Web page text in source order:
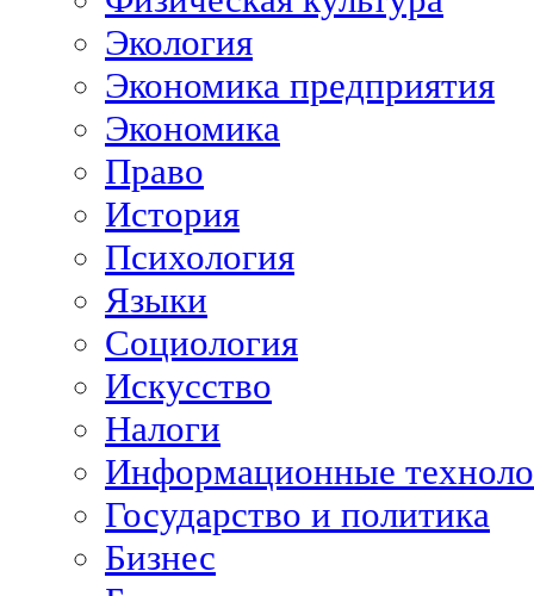
Экология
Экономика предприятия
Экономика
Право
История
Психология
Языки
Социология
Искусство
Налоги
Информационные
Государство и политика
Бизнес